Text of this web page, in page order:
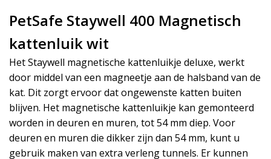
PetSafe Staywell 400 Magnetisch
kattenluik wit
Het Staywell magnetische kattenluikje deluxe, werkt
door middel van een magneetje aan de halsband van de
kat. Dit zorgt ervoor dat ongewenste katten buiten
blijven. Het magnetische kattenluikje kan gemonteerd
worden in deuren en muren, tot 54 mm diep. Voor
deuren en muren die dikker zijn dan 54 mm, kunt u
gebruik maken van extra verleng tunnels. Er kunnen